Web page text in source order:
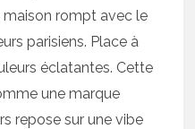
rompt avec le
parisiens. Place à
éclatantes. Cette
une marque
repose sur une vibe